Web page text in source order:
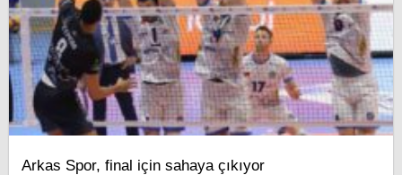
Arkas Spor, final için sahaya çıkıyor